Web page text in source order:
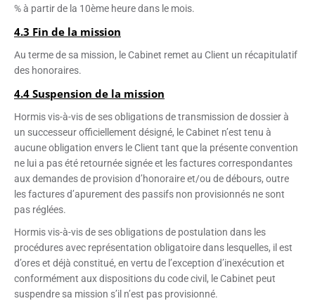
% à partir de la 10ème heure dans le mois.
4.3 Fin de la mission
Au terme de sa mission, le Cabinet remet au Client un récapitulatif
des honoraires.
4.4 Suspension de la mission
Hormis vis-à-vis de ses obligations de transmission de dossier à
un successeur officiellement désigné, le Cabinet n’est tenu à
aucune obligation envers le Client tant que la présente convention
ne lui a pas été retournée signée et les factures correspondantes
aux demandes de provision d’honoraire et/ou de débours, outre
les factures d’apurement des passifs non provisionnés ne sont
pas réglées.
Hormis vis-à-vis de ses obligations de postulation dans les
procédures avec représentation obligatoire dans lesquelles, il est
d’ores et déjà constitué, en vertu de l’exception d’inexécution et
conformément aux dispositions du code civil, le Cabinet peut
suspendre sa mission s’il n’est pas provisionné.